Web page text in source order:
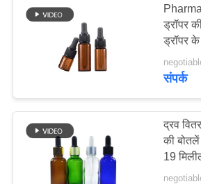
कारखाना
ड्रॉपर
ड्रॉपर
संपर्क
द्रव
की
19
वॉल्यूम